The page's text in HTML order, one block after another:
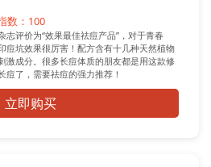
数：100
志评价为“效果最佳祛痘产品”，对于青春
痘坑效果很厉害！配方含有十几种天然植物
激成分。很多长痘体质的朋友都是用这款修
了，需要祛痘的强力推荐！
立即购买